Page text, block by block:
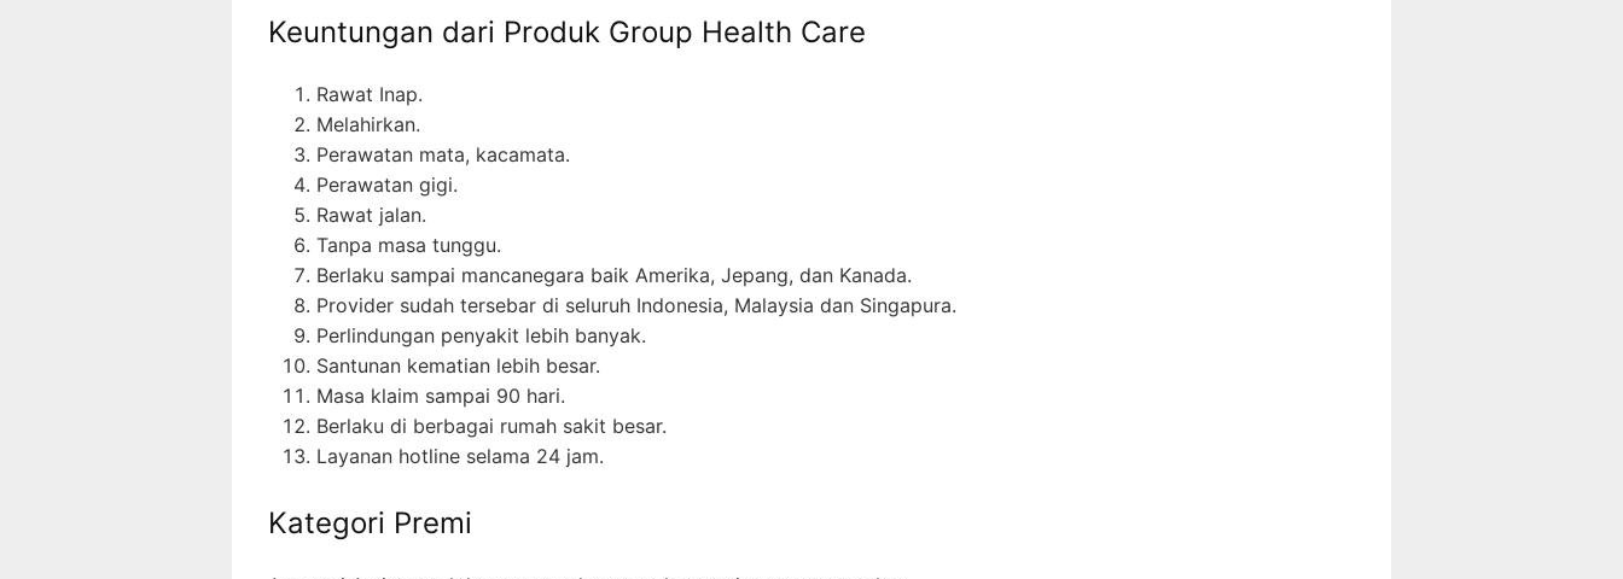
Keuntungan dari Produk Group Health Care
Rawat Inap.
Melahirkan.
Perawatan mata, kacamata.
Perawatan gigi.
Rawat jalan.
Tanpa masa tunggu.
Berlaku sampai mancanegara baik Amerika, Jepang, dan Kanada.
Provider sudah tersebar di seluruh Indonesia, Malaysia dan Singapura.
Perlindungan penyakit lebih banyak.
Santunan kematian lebih besar.
Masa klaim sampai 90 hari.
Berlaku di berbagai rumah sakit besar.
Layanan hotline selama 24 jam.
Kategori Premi